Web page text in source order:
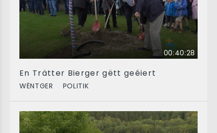
00:40:28
En Trätter Bierger gëtt geéiert
WËNTGER POLITIK